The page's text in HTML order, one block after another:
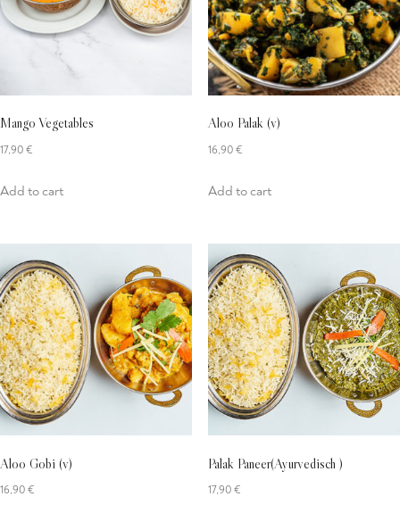
Mango Vegetables
17,90€
Add to cart
Aloo Palak (v)
16,90€
Add to cart
Aloo Gobi (v)
16,90€
Palak Paneer(Ayurvedisch )
17,90€